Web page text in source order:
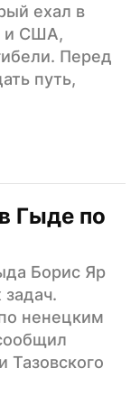
ехал в
и США,
Перед
путь,
Гыде по
Борис Яр
ненецким
Тазовского